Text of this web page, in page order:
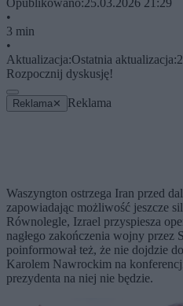
•
3 min
•
Aktualizacja:Ostatnia aktualizacja:
Rozpocznij dyskusję!
Reklama ✕ Reklama
Waszyngton ostrzega Iran przed
zapowiadając możliwość jeszcze
Równolegle, Izrael przyspiesza
nagłego zakończenia wojny przez
poinformował też, że nie dojdzie
Karolem Nawrockim na
prezydenta na niej nie będzie.